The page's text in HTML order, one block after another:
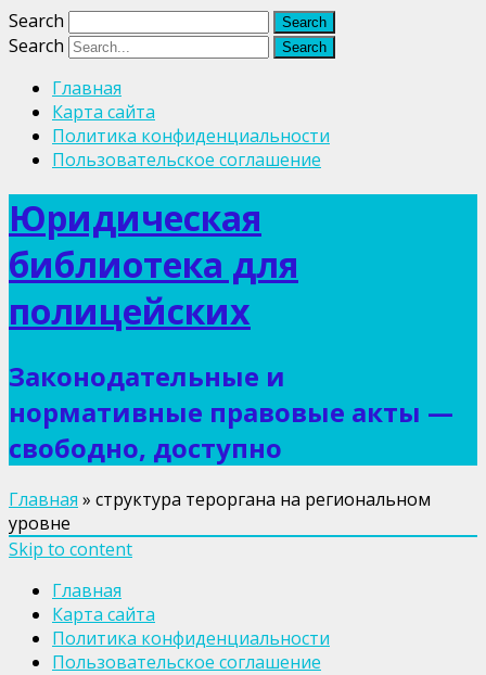
Search
Search
Главная
Карта сайта
Политика конфиденциальности
Пользовательское соглашение
Юридическая
библиотека для
полицейских
Законодательные и
нормативные правовые акты —
свободно, доступно
Главная » структура тероргана на региональном
уровне
Skip to content
Главная
Карта сайта
Политика конфиденциальности
Пользовательское соглашение